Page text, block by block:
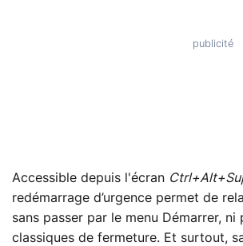
Accessible depuis l'écran
redémarrage d’urgence permet de
sans passer par le menu Démarrer, ni
classiques de fermeture. Et surtout,